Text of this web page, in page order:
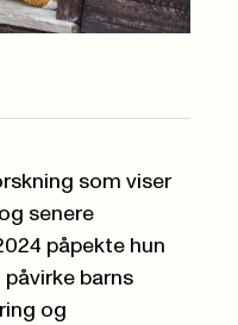
som viser
senere
påpekte hun
barns
og